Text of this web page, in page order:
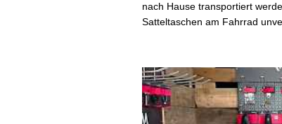
nach Hause transportiert
Satteltaschen am Fahrrad